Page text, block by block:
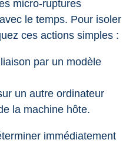
micro-ruptures
le temps. Pour isoler
ces actions simples :
par un modèle
un autre ordinateur
la machine hôte.
immédiatement